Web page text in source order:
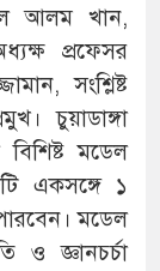
আলম খান,
প্রফেসর
সংশ্লিষ্ট
চুয়াডাঙ্গা
মডেল
একসঙ্গে ১
মডেল
ও জ্ঞানচর্চা